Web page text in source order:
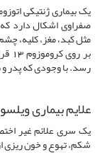
یک بیماری ژنتیکی
صفراوی اشکال دارد
مثل کبد، مغز، کلیه،
رسد. با وجودی که پدر
علایم بیماری
یک سری علائم غیر
شکم، تهوع و خون ریزی